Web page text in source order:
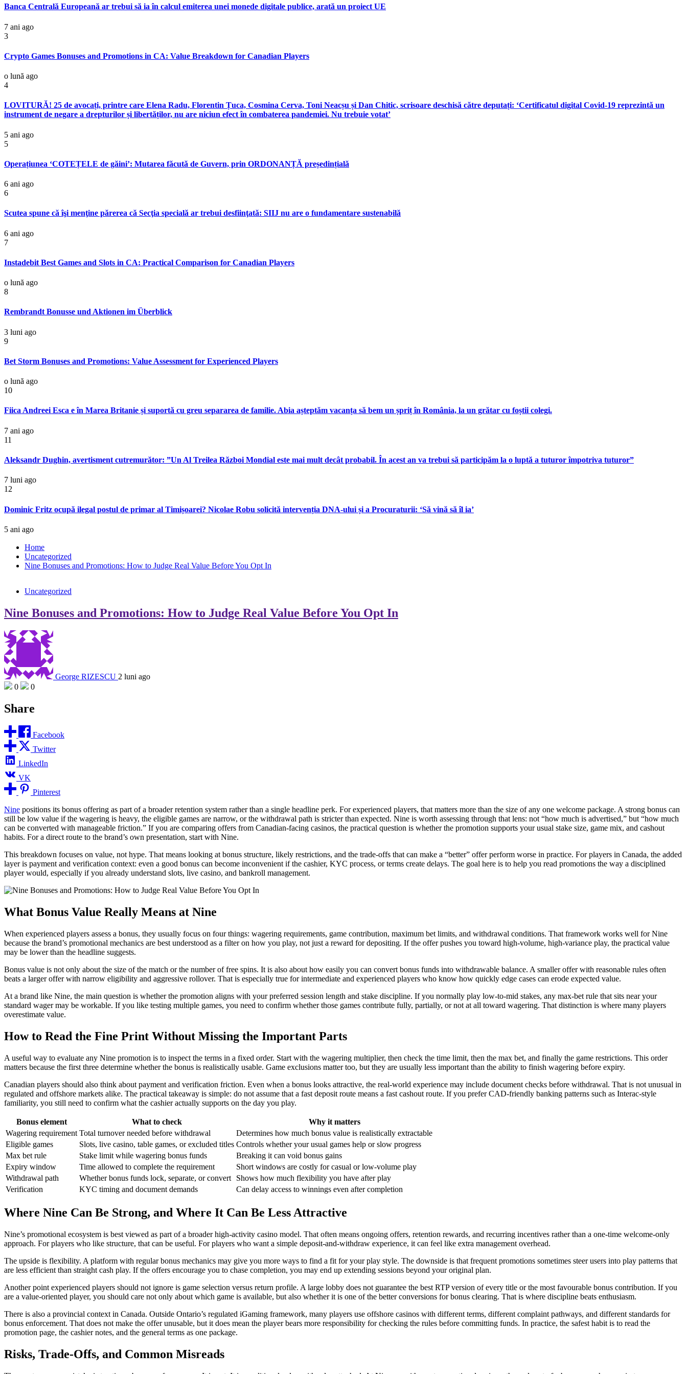
Banca Centrală Europeană ar trebui să ia în calcul emiterea unei monede digitale publice, arată un proiect UE
7 ani ago
3
Crypto Games Bonuses and Promotions in CA: Value Breakdown for Canadian Players
o lună ago
4
LOVITURĂ! 25 de avocați, printre care Elena Radu, Florentin Țuca, Cosmina Cerva, Toni Neacșu și Dan Chitic, scrisoare deschisă către deputați: ‘Certificatul digital Covid-19 reprezintă un
instrument de negare a drepturilor și libertăților, nu are niciun efect în combaterea pandemiei. Nu trebuie votat’
5 ani ago
5
Operațiunea ‘COTEȚELE de găini’: Mutarea făcută de Guvern, prin ORDONANȚĂ președințială
6 ani ago
6
Scutea spune că îşi menţine părerea că Secţia specială ar trebui desfiinţată: SIIJ nu are o fundamentare sustenabilă
6 ani ago
7
Instadebit Best Games and Slots in CA: Practical Comparison for Canadian Players
o lună ago
8
Rembrandt Bonusse und Aktionen im Überblick
3 luni ago
9
Bet Storm Bonuses and Promotions: Value Assessment for Experienced Players
o lună ago
10
Fiica Andreei Esca e în Marea Britanie și suportă cu greu separarea de familie. Abia așteptăm vacanța să bem un șpriț în România, la un grătar cu foștii colegi.
7 ani ago
11
Aleksandr Dughin, avertisment cutremurător: ”Un Al Treilea Război Mondial este mai mult decât probabil. În acest an va trebui să participăm la o luptă a tuturor împotriva tuturor”
7 luni ago
12
Dominic Fritz ocupă ilegal postul de primar al Timișoarei? Nicolae Robu solicită intervenția DNA-ului și a Procuraturii: ‘Să vină să îl ia’
5 ani ago
Home
Uncategorized
Nine Bonuses and Promotions: How to Judge Real Value Before You Opt In
Uncategorized
Nine Bonuses and Promotions: How to Judge Real Value Before You Opt In
George RIZESCU 2 luni ago
0
0
Share
Facebook
Twitter
LinkedIn
VK
Pinterest
Nine positions its bonus offering as part of a broader retention system rather than a single headline perk. For experienced players, that matters more than the size of any one welcome package. A strong bonus can
still be low value if the wagering is heavy, the eligible games are narrow, or the withdrawal path is stricter than expected. Nine is worth assessing through that lens: not “how much is advertised,” but “how much
can be converted with manageable friction.” If you are comparing offers from Canadian-facing casinos, the practical question is whether the promotion supports your usual stake size, game mix, and cashout
habits. For a direct route to the brand’s own presentation, start with Nine.
This breakdown focuses on value, not hype. That means looking at bonus structure, likely restrictions, and the trade-offs that can make a “better” offer perform worse in practice. For players in Canada, the added
layer is payment and verification context: even a good bonus can become inconvenient if the cashier, KYC process, or terms create delays. The goal here is to help you read promotions the way a disciplined
player would, especially if you already understand slots, live casino, and bankroll management.
What Bonus Value Really Means at Nine
When experienced players assess a bonus, they usually focus on four things: wagering requirements, game contribution, maximum bet limits, and withdrawal conditions. That framework works well for Nine
because the brand’s promotional mechanics are best understood as a filter on how you play, not just a reward for depositing. If the offer pushes you toward high-volume, high-variance play, the practical value
may be lower than the headline suggests.
Bonus value is not only about the size of the match or the number of free spins. It is also about how easily you can convert bonus funds into withdrawable balance. A smaller offer with reasonable rules often
beats a larger offer with narrow eligibility and aggressive rollover. That is especially true for intermediate and experienced players who know how quickly edge cases can erode expected value.
At a brand like Nine, the main question is whether the promotion aligns with your preferred session length and stake discipline. If you normally play low-to-mid stakes, any max-bet rule that sits near your
standard wager may be workable. If you like testing multiple games, you need to confirm whether those games contribute fully, partially, or not at all toward wagering. That distinction is where many players
overestimate value.
How to Read the Fine Print Without Missing the Important Parts
A useful way to evaluate any Nine promotion is to inspect the terms in a fixed order. Start with the wagering multiplier, then check the time limit, then the max bet, and finally the game restrictions. This order
matters because the first three determine whether the bonus is realistically usable. Game exclusions matter too, but they are usually less important than the ability to finish wagering before expiry.
Canadian players should also think about payment and verification friction. Even when a bonus looks attractive, the real-world experience may include document checks before withdrawal. That is not unusual in
regulated and offshore markets alike. The practical takeaway is simple: do not assume that a fast deposit route means a fast cashout route. If you prefer CAD-friendly banking patterns such as Interac-style
familiarity, you still need to confirm what the cashier actually supports on the day you play.
Bonus element What to check
Why it matters
Wagering requirement Total turnover needed before withdrawal
Determines how much bonus value is realistically extractable
Eligible games
Slots, live casino, table games, or excluded titles Controls whether your usual games help or slow progress
Max bet rule
Stake limit while wagering bonus funds
Breaking it can void bonus gains
Expiry window
Time allowed to complete the requirement
Short windows are costly for casual or low-volume play
Withdrawal path
Whether bonus funds lock, separate, or convert
Shows how much flexibility you have after play
Verification
KYC timing and document demands Can delay access to winnings even after completion
Where Nine Can Be Strong, and Where It Can Be Less Attractive
Nine’s promotional ecosystem is best viewed as part of a broader high-activity casino model. That often means ongoing offers, retention rewards, and recurring incentives rather than a one-time welcome-only
approach. For players who like structure, that can be useful. For players who want a simple deposit-and-withdraw experience, it can feel like extra management overhead.
The upside is flexibility. A platform with regular bonus mechanics may give you more ways to find a fit for your play style. The downside is that frequent promotions sometimes steer users into play patterns that
are less efficient than straight cash play. If the offers encourage you to chase completion, you may end up extending sessions beyond your original plan.
Another point experienced players should not ignore is game selection versus return profile. A large lobby does not guarantee the best RTP version of every title or the most favourable bonus contribution. If you
are a value-oriented player, you should care not only about which game is available, but also whether it is one of the better conversions for bonus clearing. That is where discipline beats enthusiasm.
There is also a provincial context in Canada. Outside Ontario’s regulated iGaming framework, many players use offshore casinos with different terms, different complaint pathways, and different standards for
bonus enforcement. That does not make the offer unusable, but it does mean the player bears more responsibility for checking the rules before committing funds. In practice, the safest habit is to read the
promotion page, the cashier notes, and the general terms as one package.
Risks, Trade-Offs, and Common Misreads